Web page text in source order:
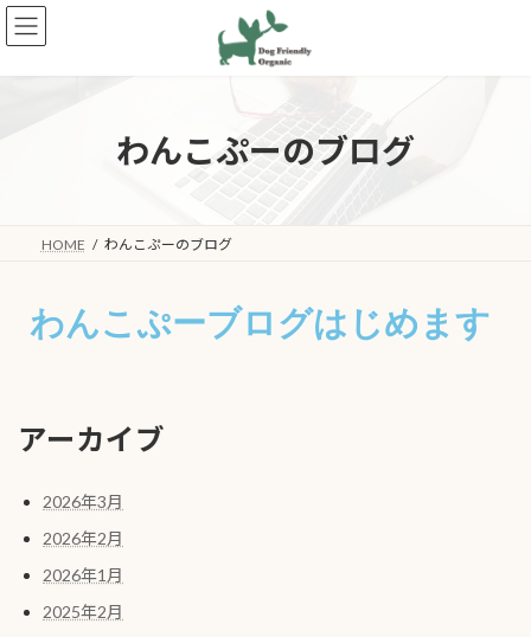
わんこぷーのブログ
HOME わんこぷーのブログ
わんこぷーブログはじめます
アーカイブ
2026年3月
2026年2月
2026年1月
2025年2月